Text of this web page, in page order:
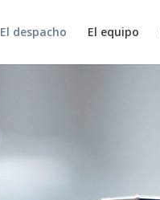
El despacho El equipo